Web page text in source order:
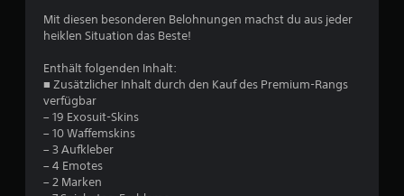
e
Mit diesen besonderen Belohnungen machst du aus jeder
heiklen Situation das Beste!
Enthält folgenden Inhalt:
■ Zusätzlicher Inhalt durch den Kauf des Premium-Rangs
verfügbar
– 19 Exosuit-Skins
– 10 Waffemskins
– 3 Aufkleber
– 4 Emotes
– 2 Marken